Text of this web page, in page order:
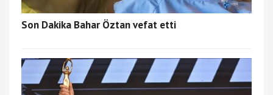
Son Dakika Bahar Öztan vefat etti